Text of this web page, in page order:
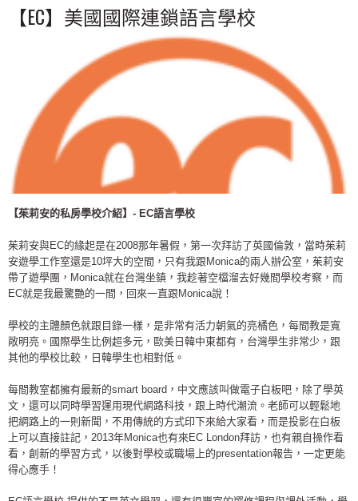
【EC】美國國際連鎖語言學校
【茱莉安的私房學校介紹】- EC語言學校
茱莉安與EC的緣起是在2008那年暑假，第一次拜訪了英國倫敦，當時茱莉
安遊學工作室還是10坪大的空間，只有我跟Monica的兩人辦公室，茱莉安
帶了遊學團，Monica就在台灣坐鎮，我趁著空檔溜去好幾間學校考察，而
EC就是我最驚艷的一間，回來一直跟Monica說！
學校的主體顏色就跟目錄一樣，是非常有活力朝氣的亮橘色，每間教是寬
敞明亮。國際學生比例超多元，歐美日韓中東都有，台灣學生非常少，跟
其他的學校比較，日韓學生也相對低。
每間教室都擁有最新的smart board，中文應該叫做電子白板吧，除了學英
文，還可以同時學習運用現代網路科技，跟上時代潮流。老師可以輕鬆地
把網路上的一則新聞，不用傳統的方式印下來給大家看，而是投影在白板
上可以直接註記，2013年Monica也有來EC London拜訪，也有親自操作看
看，創新的學習方式，以後對學校或職場上的presentation報告，一定更能
得心應手！